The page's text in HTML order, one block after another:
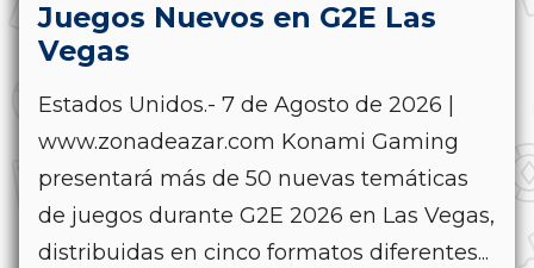
Juegos Nuevos en G2E Las
Vegas
Estados Unidos.- 7 de Agosto de 2026 |
www.zonadeazar.com Konami Gaming
presentará más de 50 nuevas temáticas
de juegos durante G2E 2026 en Las Vegas,
distribuidas en cinco formatos diferentes...